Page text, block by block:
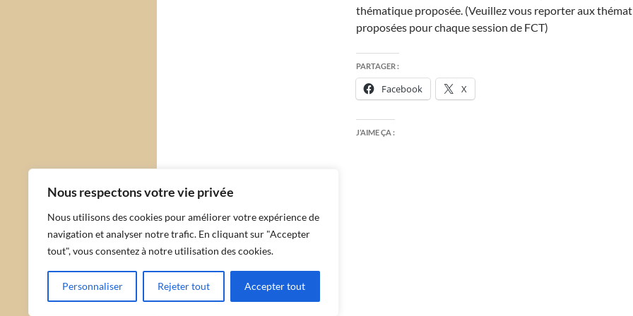
Nous respectons votre vie privée
Nous utilisons des cookies pour améliorer votre expérience de
navigation et analyser notre trafic. En cliquant sur "Accepter
tout", vous consentez à notre utilisation des cookies.
Personnaliser Rejeter tout Accepter tout
thématique proposée. (Veuillez vous reporter aux
proposées pour chaque session de FCT)
PARTAGER :
Facebook X
J’AIME ÇA :